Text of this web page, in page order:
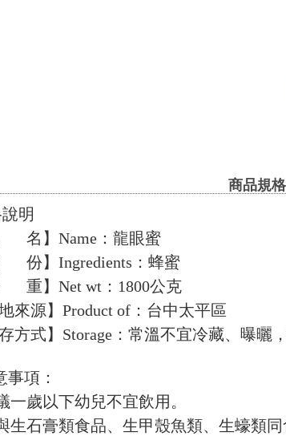
商品規格
明
名】Name：龍眼蜜
份】Ingredients：蜂蜜
重】Net wt：1800公克
地來源】Product of：台中太平區
存方式】Storage：常溫不宜冷藏、曝曬
事項：
一歲以下幼兒不宜飲用。
生石膏類食品、生甲殼魚類、生蠔類同